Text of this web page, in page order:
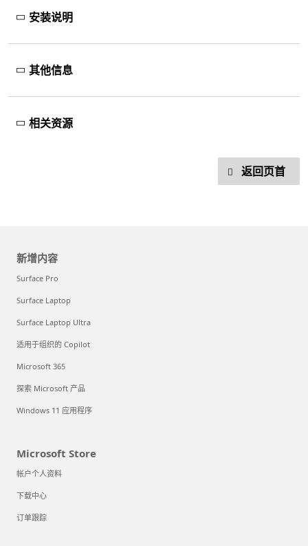
安装说明
其他信息
相关资源
返回页首
新增内容
Surface Pro
Surface Laptop
Surface Laptop Ultra
适用于组织的 Copilot
Microsoft 365
探索 Microsoft 产品
Windows 11 应用程序
Microsoft Store
帐户个人资料
下载中心
订单跟踪